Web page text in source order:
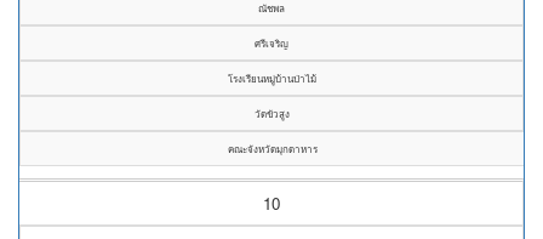
ณัชพล
ศรีเจริญ
โรงเรียนหมู่บ้านป่าไม้
วัดขัวสูง
คณะจังหวัดมุกดาหาร
10